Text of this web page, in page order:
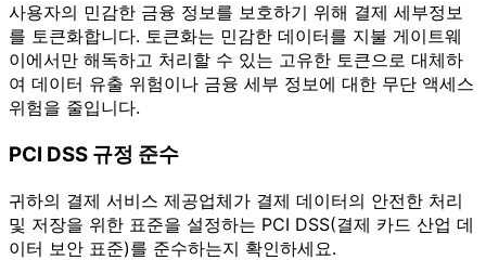
사용자의 민감한 금융 정보를 보호하기 위해 결제 세부정보
를 토큰화합니다. 토큰화는 민감한 데이터를 지불 게이트웨
이에서만 해독하고 처리할 수 있는 고유한 토큰으로 대체하
여 데이터 유출 위험이나 금융 세부 정보에 대한 무단 액세스
위험을 줄입니다.
PCI DSS 규정 준수
귀하의 결제 서비스 제공업체가 결제 데이터의 안전한 처리
및 저장을 위한 표준을 설정하는 PCI DSS(결제 카드 산업 데
이터 보안 표준)를 준수하는지 확인하세요.